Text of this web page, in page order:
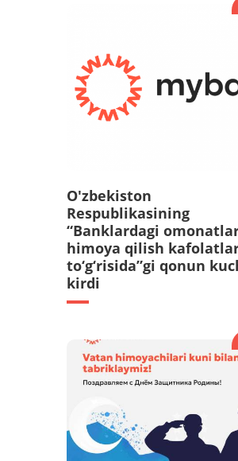
O'zbekiston
Respublikasining
“Banklardagi
himoya qilish
to‘g‘risida”gi qonun
kirdi